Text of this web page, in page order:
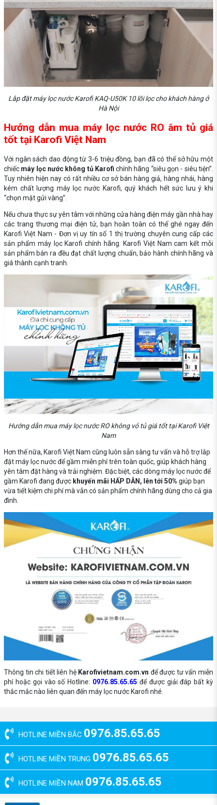
Lắp đặt máy lọc nước Karofi KAQ-U50K 10 lõi lọc cho khách hàng ở
Hà Nội
Hướng dẫn mua máy lọc nước RO âm tủ giá
tốt tại Karofi Việt Nam
Với ngân sách dao động từ 3-6 triệu đồng, bạn đã có thể sở hữu một
chiếc máy lọc nước không tủ Karofi chính hãng “siêu gọn - siêu tiện”.
Tuy nhiên hiện nay có rất nhiều cơ sở bán hàng giả, hàng nhái, hàng
kém chất lượng máy lọc nước Karofi, quý khách hết sức lưu ý khi
“chọn mặt gửi vàng”.
Nếu chưa thực sự yên tâm với những cửa hàng điện máy gần nhà hay
các trang thương mại điện tử, bạn hoàn toàn có thể ghé ngay đến
Karofi Việt Nam - Đơn vị uy tín số 1 thị trường chuyên cung cấp các
sản phẩm máy lọc Karofi chính hãng. Karofi Việt Nam cam kết mỗi
sản phẩm bán ra đều đạt chất lượng chuẩn, bảo hành chính hãng và
giá thành cạnh tranh.
Hướng dẫn mua máy lọc nước RO không vỏ tủ giá tốt tại Karofi Việt
Nam
Hơn thế nữa, Karofi Việt Nam cũng luôn sẵn sàng tư vấn và hỗ trợ lắp
đặt máy lọc nước để gầm miễn phí trên toàn quốc, giúp khách hàng
yên tâm đặt hàng và trải nghiệm. Đặc biệt, các dòng máy lọc nước để
gầm Karofi đang được khuyến mãi HẤP DẪN, lên tới 50% giúp bạn
vừa tiết kiệm chi phí mà vẫn có sản phẩm chính hãng dùng cho cả gia
đình.
Thông tin chi tiết liên hệ Karofivietnam.com.vn để được tư vấn miễn
phí hoặc gọi vào số Hotline: 0976.85.65.65 để được giải đáp bất kỳ
thắc mắc nào liên quan đến máy lọc nước Karofi nhé.
HOTLINE MIỀN BẮC 0976.85.65.65
HOTLINE MIỀN TRUNG 0976.85.65.65
HOTLINE MIỀN NAM 0976.85.65.65